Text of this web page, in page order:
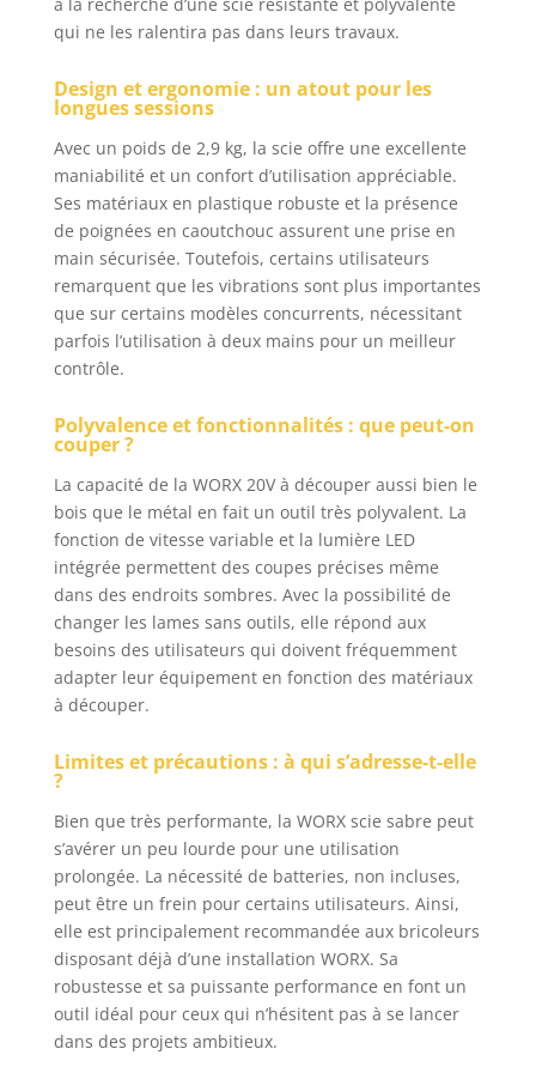
sabot pivotant
pour gagner en
chaque matériau.
vitesse de coupe
via la gâchette
pour adapter la
scie aux besoins
de chaque tâche.
Bénéficiez d’une
prise en main
ferme et
confortable grâce
antidérapante.
Idéale pour les
et
professionnelles
sur bois, métal,
plastique, tubes
et matériaux
mixtes. Outil
WORX NITRO
conçu pour les
2.0 Compatible
batteries worx
powershare 20v,
40v et 80v max
Garantie 5 ans (2
+ 3 offerts) sous
réserve
d’enregistrement
sous 30 jours sur
eu.worx.com
qui ne les ralentira pas dans leurs travaux.
Design et ergonomie : un atout pour les
longues sessions
Avec un poids de 2,9 kg, la scie offre une excellente
maniabilité et un confort d’utilisation appréciable.
Ses matériaux en plastique robuste et la présence
de poignées en caoutchouc assurent une prise en
main sécurisée. Toutefois, certains utilisateurs
remarquent que les vibrations sont plus importantes
que sur certains modèles concurrents, nécessitant
parfois l’utilisation à deux mains pour un meilleur
contrôle.
Polyvalence et fonctionnalités : que peut-on
couper ?
La capacité de la WORX 20V à découper aussi bien le
bois que le métal en fait un outil très polyvalent. La
fonction de vitesse variable et la lumière LED
intégrée permettent des coupes précises même
dans des endroits sombres. Avec la possibilité de
changer les lames sans outils, elle répond aux
besoins des utilisateurs qui doivent fréquemment
adapter leur équipement en fonction des matériaux
à découper.
Limites et précautions : à qui s’adresse-t-elle
?
Bien que très performante, la WORX scie sabre peut
s’avérer un peu lourde pour une utilisation
prolongée. La nécessité de batteries, non incluses,
peut être un frein pour certains utilisateurs. Ainsi,
elle est principalement recommandée aux bricoleurs
disposant déjà d’une installation WORX. Sa
robustesse et sa puissante performance en font un
outil idéal pour ceux qui n’hésitent pas à se lancer
dans des projets ambitieux.